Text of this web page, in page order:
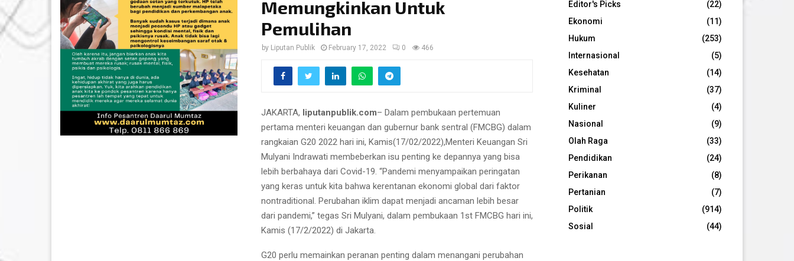
Memungkinkan Untuk
Pemulihan
by Liputan Publik February 17, 2022 0 466
JAKARTA, liputanpublik.com– Dalam pembukaan pertemuan
pertama menteri keuangan dan gubernur bank sentral (FMCBG) dalam
rangkaian G20 2022 hari ini, Kamis(17/02/2022),Menteri Keuangan Sri
Mulyani Indrawati membeberkan isu penting ke depannya yang bisa
lebih berbahaya dari Covid-19. “Pandemi menyampaikan peringatan
yang keras untuk kita bahwa kerentanan ekonomi global dari faktor
nontraditional. Perubahan iklim dapat menjadi ancaman lebih besar
dari pandemi,” tegas Sri Mulyani, dalam pembukaan 1st FMCBG hari ini,
Kamis (17/2/2022) di Jakarta.
G20 perlu memainkan peranan penting dalam menangani perubahan
Editor's Picks
(22)
Ekonomi
(11)
Hukum
(253)
Internasional
(5)
Kesehatan
(14)
Kriminal
(37)
Kuliner
(4)
Nasional
(9)
Olah Raga
(33)
Pendidikan
(24)
Perikanan
(8)
Pertanian
(7)
Politik
(914)
Sosial
(44)